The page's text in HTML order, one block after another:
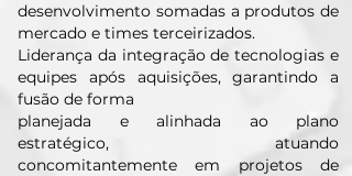
desenvolvimento somadas a produtos de
mercado e times terceirizados.
Liderança da integração de tecnologias e
equipes após aquisições, garantindo a
fusão de forma
planejada e alinhada ao plano
estratégico, atuando
concomitantemente em projetos de